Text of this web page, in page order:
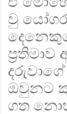
වු
ඔවුනට
ගත